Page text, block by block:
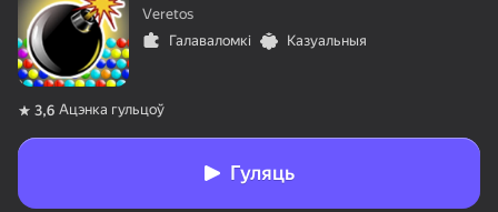
Veretos
Галаваломкі
Казуальныя
3,6 Ацэнка гульцоў
Гуляць